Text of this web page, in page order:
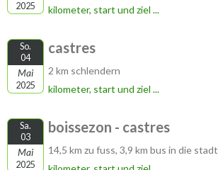
2025
kilometer, start und ziel ...
So.
04
Mai
2025
castres
2 km schlendern
kilometer, start und ziel ...
Sa.
03
Mai
2025
boissezon - castres
14,5 km zu fuss, 3,9 km bus in die stadt